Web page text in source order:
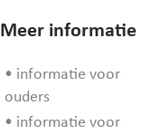
Meer informatie
• informatie voor
ouders
• informatie voor